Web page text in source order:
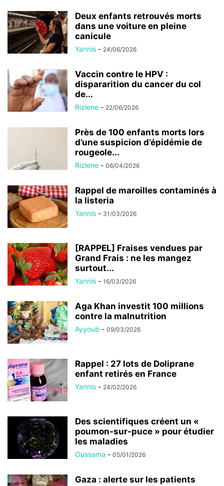
Deux enfants retrouvés morts
dans une voiture en pleine
canicule
Yannis - 24/06/2026
Vaccin contre le HPV :
dispararition du cancer du col
de...
Rizlene - 22/06/2026
Près de 100 enfants morts lors
d’une suspicion d’épidémie de
rougeole...
Rizlene - 06/04/2026
Rappel de maroilles contaminés à
la listeria
Yannis - 31/03/2026
[RAPPEL] Fraises vendues par
Grand Frais : ne les mangez
surtout...
Yannis - 16/03/2026
Aga Khan investit 100 millions
contre la malnutrition
Ayyoub - 09/03/2026
Rappel : 27 lots de Doliprane
enfant retirés en France
Yannis - 24/02/2026
Des scientifiques créent un «
poumon-sur-puce » pour étudier
les maladies
Oussama - 05/01/2026
Gaza : alerte sur les patients